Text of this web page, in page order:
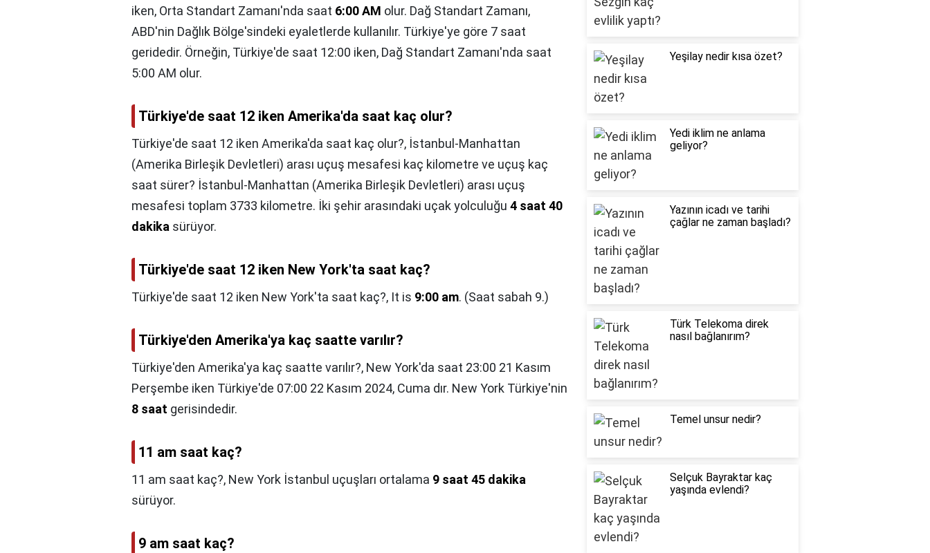
iken, Orta Standart Zamanı'nda saat 6:00 AM olur. Dağ Standart Zamanı,
ABD'nin Dağlık Bölge'sindeki eyaletlerde kullanılır. Türkiye'ye göre 7 saat
geridedir. Örneğin, Türkiye'de saat 12:00 iken, Dağ Standart Zamanı'nda saat
5:00 AM olur.
Türkiye'de saat 12 iken Amerika'da saat kaç olur?
Türkiye'de saat 12 iken Amerika'da saat kaç olur?, İstanbul-Manhattan
(Amerika Birleşik Devletleri) arası uçuş mesafesi kaç kilometre ve uçuş kaç
saat sürer? İstanbul-Manhattan (Amerika Birleşik Devletleri) arası uçuş
mesafesi toplam 3733 kilometre. İki şehir arasındaki uçak yolculuğu 4 saat 40
dakika sürüyor.
Türkiye'de saat 12 iken New York'ta saat kaç?
Türkiye'de saat 12 iken New York'ta saat kaç?, It is 9:00 am. (Saat sabah 9.)
Türkiye'den Amerika'ya kaç saatte varılır?
Türkiye'den Amerika'ya kaç saatte varılır?, New York'da saat 23:00 21 Kasım
Perşembe iken Türkiye'de 07:00 22 Kasım 2024, Cuma dır. New York Türkiye'nin
8 saat gerisindedir.
11 am saat kaç?
11 am saat kaç?, New York İstanbul uçuşları ortalama 9 saat 45 dakika
sürüyor.
9 am saat kaç?
Yeşilay nedir kısa özet?
Yedi iklim ne anlama
geliyor?
Yazının icadı ve tarihi
çağlar ne zaman başladı?
Türk Telekoma direk
nasıl bağlanırım?
Temel unsur nedir?
Selçuk Bayraktar kaç
yaşında evlendi?